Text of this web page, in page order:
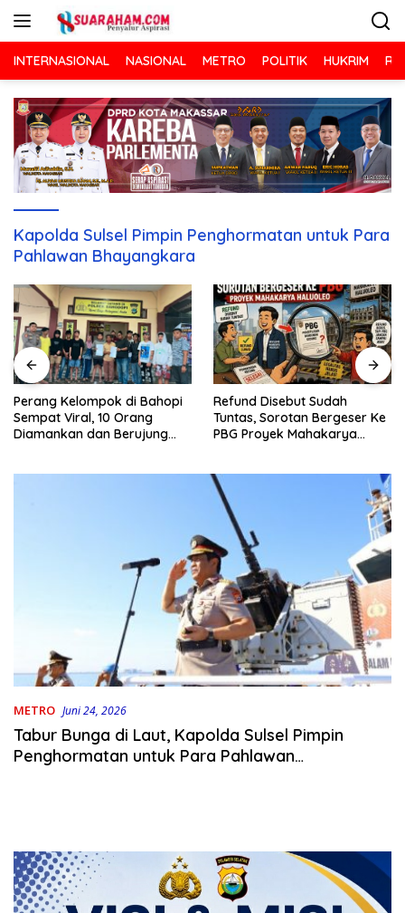
INTERNASIONAL NASIONAL METRO POLITIK HUKRIM
Kapolda Sulsel Pimpin Penghormatan untuk Para
Pahlawan Bhayangkara
Perang Kelompok di Bahopi
Sempat Viral, 10 Orang
Diamankan dan Berujung
Refund Disebut Sudah
Tuntas, Sorotan Bergeser Ke
PBG Proyek Mahakarya
METRO Juni 24, 2026
Tabur Bunga di Laut, Kapolda Sulsel Pimpin
Penghormatan untuk Para Pahlawan